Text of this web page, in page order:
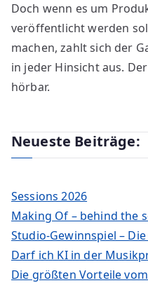
Doch wenn es um
veröffentlicht werden
machen, zahlt sich der
in jeder Hinsicht aus.
hörbar.
Neueste Beiträge:
Sessions 2026
Making Of – behind the
Studio-Gewinnspiel –
Darf ich KI in der
Die größten Vorteile